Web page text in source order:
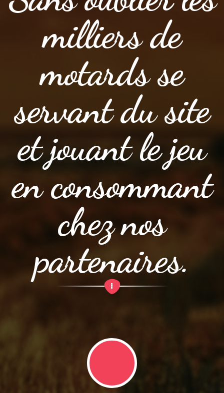
milliers de
motards se
servant du site
et jouant le jeu
en consommant
chez nos
partenaires.